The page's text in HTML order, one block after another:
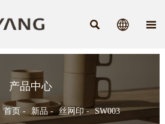
  
产品中心
首页 - 新品 - 丝网印- SW003